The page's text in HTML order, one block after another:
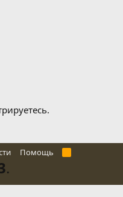
Помощь
R
.